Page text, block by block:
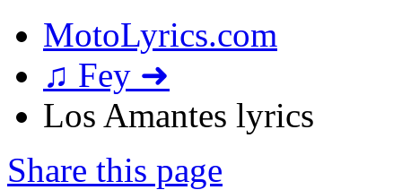
MotoLyrics.com
♫ Fey ➜
Los Amantes lyrics
Share this page